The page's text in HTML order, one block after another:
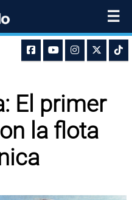
☰
El primer
la flota